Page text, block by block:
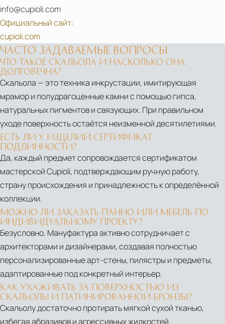
info@cupioli.com
Официальный сайт:
cupioli.com
ЧАСТО ЗАДАВАЕМЫЕ ВОПРОСЫ
ЧТО ТАКОЕ СКАЛЬОЛА И НАСКОЛЬКО ОНА
ДОЛГОВЕЧНА?
Скальола — это техника инкрустации, имитирующая
мрамор и полудрагоценные камни с помощью гипса,
натуральных пигментов и связующих. При правильном
уходе поверхность остаётся неизменной десятилетиями.
ЕСТЬ ЛИ У ИЗДЕЛИЙ СЕРТИФИКАТ
ПОДЛИННОСТИ?
Да, каждый предмет сопровождается сертификатом
мастерской Cupioli, подтверждающим ручную работу,
страну происхождения и принадлежность к определённой
коллекции.
МОЖНО ЛИ ЗАКАЗАТЬ ПАННО ИЛИ МЕБЕЛЬ ПО
ИНДИВИДУАЛЬНОМУ ПРОЕКТУ?
Безусловно. Мануфактура активно сотрудничает с
архитекторами и дизайнерами, создавая полностью
персонализированные арт-стены, пилястры и предметы,
адаптированные под конкретный интерьер.
КАК УХАЖИВАТЬ ЗА ПОВЕРХНОСТЬЮ ИЗ
СКАЛЬОЛЫ И ПАТИНИРОВАННОЙ БРОНЗЫ?
Скальолу достаточно протирать мягкой сухой тканью,
избегая абразивов и агрессивных жидкостей.